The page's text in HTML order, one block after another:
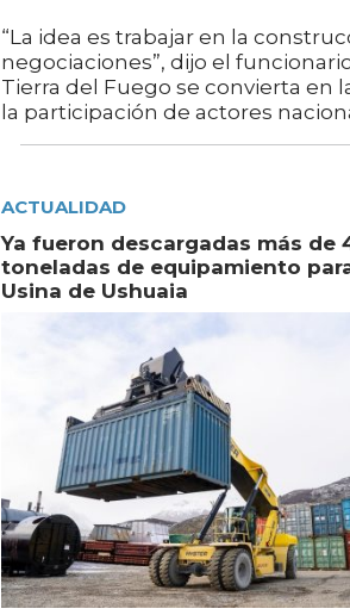
“La idea es trabajar en la
negociaciones”, dijo el
Tierra del Fuego se convierta en
la participación de actores
ACTUALIDAD
Ya fueron descargadas más de
toneladas de equipamiento
Usina de Ushuaia